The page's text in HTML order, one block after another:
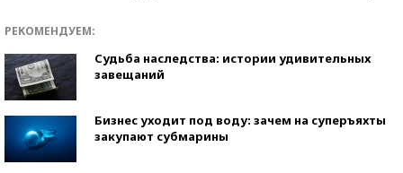
РЕКОМЕНДУЕМ:
Судьба наследства: истории удивительных
завещаний
Бизнес уходит под воду: зачем на суперъяхты
закупают субмарины